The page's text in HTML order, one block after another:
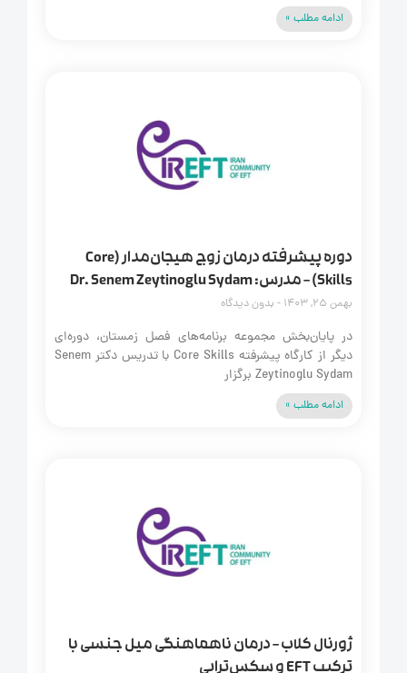
ادامه مطلب »
دوره پیشرفته درمان زوج هیجان‌مدار (Core
بدون دیدگاه
در پایان‌بخش مجموعه برنامه‌های فصل زمستان، دوره‌ای
دیگر از کارگاه پیشرفته Core Skills با تدریس دکتر Senem
Zeytinoglu Sydam برگزار
ادامه مطلب »
ژورنال کلاب – درمان ناهماهنگی میل جنسی با